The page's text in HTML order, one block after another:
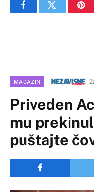
FacebookTwitter
MAGAZIN
Priveden
mu
puštajte